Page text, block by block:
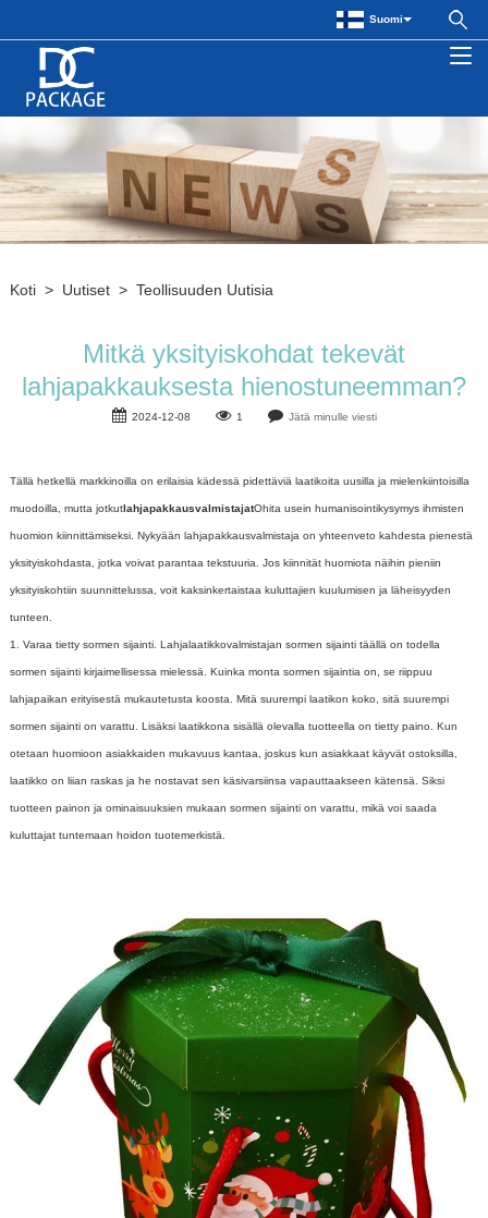
Suomi
Koti > Uutiset > Teollisuuden Uutisia
Mitkä yksityiskohdat tekevät
lahjapakkauksesta hienostuneemman?
2024-12-08 1 Jätä minulle viesti
Tällä hetkellä markkinoilla on erilaisia ​​kädessä pidettäviä laatikoita uusilla ja mielenkiintoisilla
muodoilla, mutta jotkutlahjapakkausvalmistajatOhita usein humanisointikysymys ihmisten
huomion kiinnittämiseksi. Nykyään lahjapakkausvalmistaja on yhteenveto kahdesta pienestä
yksityiskohdasta, jotka voivat parantaa tekstuuria. Jos kiinnität huomiota näihin pieniin
yksityiskohtiin suunnittelussa, voit kaksinkertaistaa kuluttajien kuulumisen ja läheisyyden
tunteen.
1. Varaa tietty sormen sijainti. Lahjalaatikkovalmistajan sormen sijainti täällä on todella
sormen sijainti kirjaimellisessa mielessä. Kuinka monta sormen sijaintia on, se riippuu
lahjapaikan erityisestä mukautetusta koosta. Mitä suurempi laatikon koko, sitä suurempi
sormen sijainti on varattu. Lisäksi laatikkona sisällä olevalla tuotteella on tietty paino. Kun
otetaan huomioon asiakkaiden mukavuus kantaa, joskus kun asiakkaat käyvät ostoksilla,
laatikko on liian raskas ja he nostavat sen käsivarsiinsa vapauttaakseen kätensä. Siksi
tuotteen painon ja ominaisuuksien mukaan sormen sijainti on varattu, mikä voi saada
kuluttajat tuntemaan hoidon tuotemerkistä.